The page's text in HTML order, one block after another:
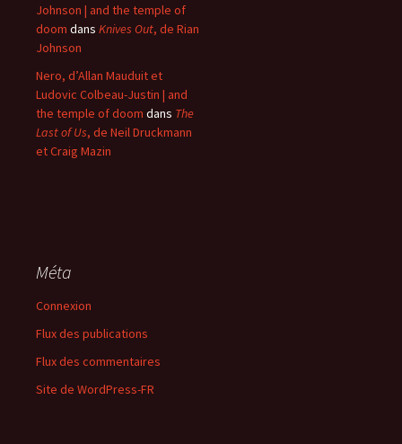
Johnson | and the temple of
doom dans Knives Out, de Rian
Johnson
Nero, d’Allan Mauduit et
Ludovic Colbeau-Justin | and
the temple of doom dans The
Last of Us, de Neil Druckmann
et Craig Mazin
Méta
Connexion
Flux des publications
Flux des commentaires
Site de WordPress-FR